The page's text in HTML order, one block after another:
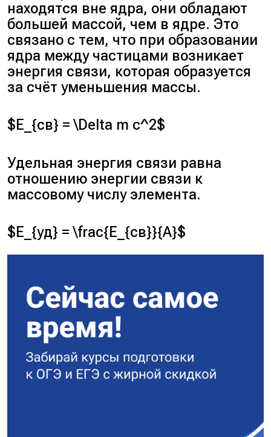
находятся вне ядра, они обладают
большей массой, чем в ядре. Это
связано с тем, что при образовании
ядра между частицами возникает
энергия связи, которая образуется
за счёт уменьшения массы.
$E_{св} = \Delta m c^2$
Удельная энергия связи равна
отношению энергии связи к
массовому числу элемента.
$E_{уд} = \frac{E_{св}}{A}$